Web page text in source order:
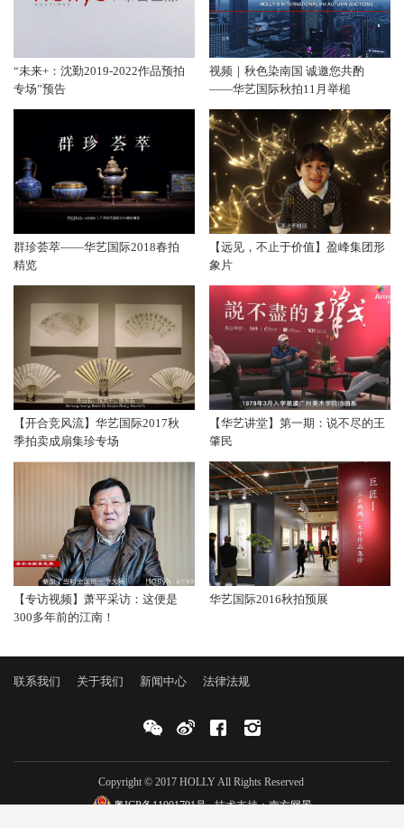
“未来+：沈勤2019-2022作品预拍
专场”预告
视频｜秋色染南国 诚邀您共酌
——华艺国际秋拍11月举槌
群珍荟萃——华艺国际2018春拍
精览
【远见，不止于价值】盈峰集团形
象片
【开合竞风流】华艺国际2017秋
季拍卖成扇集珍专场
【华艺讲堂】第一期：说不尽的王
肇民
【专访视频】萧平采访：这便是
300多年前的江南！
华艺国际2016秋拍预展
联系我们 关于我们 新闻中心 法律法规
Copyright © 2017 HOLLY All Rights Reserved
粤ICP备11001791号技术支持：南方网景